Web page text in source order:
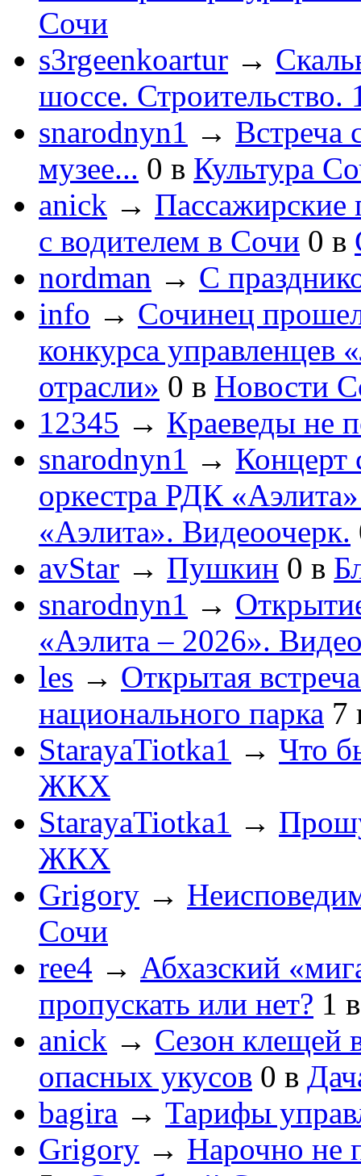
Сочи
s3rgeenkoartur →
шоссе. Строительство.
snarodnyn1 → Встреча
музее... 0 в Культура
anick → Пассажирские
с водителем в Сочи 0 в
nordman → С
info → Сочинец
конкурса управленцев
отрасли» 0 в Новости
12345 → Краеведы не
snarodnyn1 → Концерт
оркестра РДК
«Аэлита». Видеоочерк.
avStar → Пушкин 0 в
snarodnyn1 →
«Аэлита – 2026».
les → Открытая
национального парка 7
StarayaTiotka1 → Что
ЖКХ
StarayaTiotka1 →
ЖКХ
Grigory →
Сочи
ree4 → Абхазский
пропускать или нет? 1
anick → Сезон клещей
опасных укусов 0 в
bagira → Тарифы
Grigory → Нарочно не